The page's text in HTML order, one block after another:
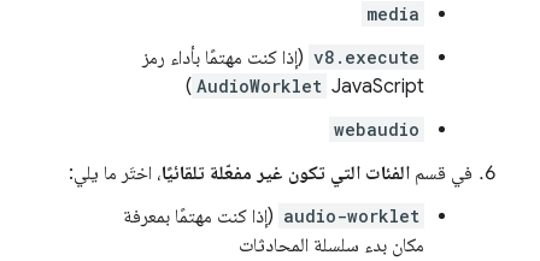
media
v8.execute (إذا كنت مهتمًا بأداء رمز
JavaScript
AudioWorklet
)
webaudio
في قسم الفئات التي تكون غير مفعّلة تلقائيًا، اختَر ما يلي:
audio-worklet (إذا كنت مهتمًا بمعرفة
مكان بدء سلسلة المحادثات